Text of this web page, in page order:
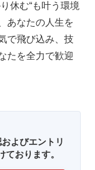
休む“も叶う環境
あなたの人生を
で飛び込み、技
たを全力で歓迎
よびエントリ
おります。